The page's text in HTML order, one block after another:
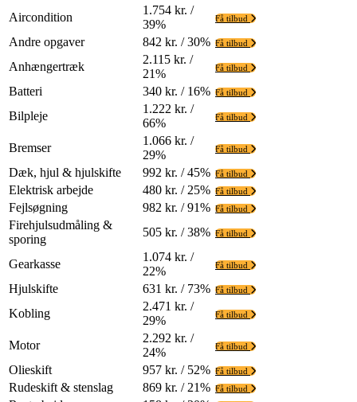
Aircondition
1.754 kr. /
39%
Få tilbud
Andre opgaver 842 kr. / 30% Få tilbud
Anhængertræk
2.115 kr. /
21%
Få tilbud
Batteri 340 kr. / 16% Få tilbud
Bilpleje
1.222 kr. /
66%
Få tilbud
Bremser
1.066 kr. /
29%
Få tilbud
Dæk, hjul & hjulskifte 992 kr. / 45% Få tilbud
Elektrisk arbejde 480 kr. / 25% Få tilbud
Fejlsøgning 982 kr. / 91% Få tilbud
Firehjulsudmåling &
sporing
505 kr. / 38% Få tilbud
Gearkasse
1.074 kr. /
22%
Få tilbud
Hjulskifte 631 kr. / 73% Få tilbud
Kobling
2.471 kr. /
29%
Få tilbud
Motor
2.292 kr. /
24%
Få tilbud
Olieskift 957 kr. / 52% Få tilbud
Rudeskift & stenslag 869 kr. / 21% Få tilbud